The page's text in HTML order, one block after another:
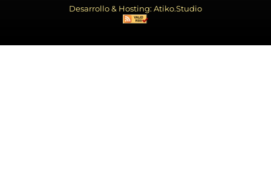
Desarrollo & Hosting: Atiko.Studio